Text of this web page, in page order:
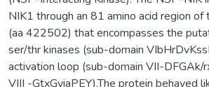
NIK1 through an 81 amino acid region of
(aa 422502) that encompasses the
ser/thr kinases (sub-domain
activation loop (sub-domain VII-DFGAk/
VIII -GtxGyiaPEY).The protein behaved